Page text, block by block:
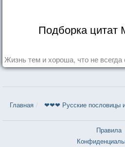
Подборка цитат
Жизнь тем и хороша, что не всегда
Главная ❤❤❤ Русские пословицы
Правила